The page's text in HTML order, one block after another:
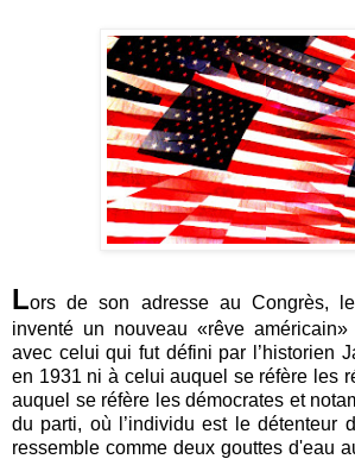
Lors de son adresse au Congrès,
inventé un nouveau «rêve
avec celui qui fut défini par l’historien
en 1931 ni à celui auquel se réfère les
auquel se réfère les démocrates et
du parti, où l’individu est le détenteur
ressemble comme deux gouttes d'eau